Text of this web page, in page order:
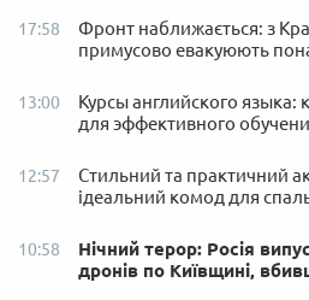
17:58
Фронт наближається: з
примусово евакуюють
13:00
Курсы английского
для эффективного
12:57
Стильний та практичний
ідеальний комод для
10:58
Нічний терор: Росія
дронів по Київщині,